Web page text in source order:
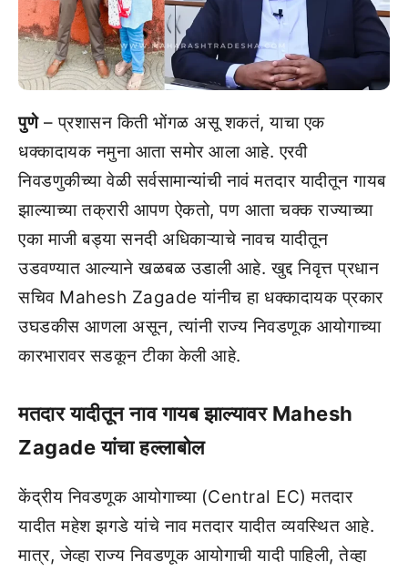
पुणे– प्रशासन किती भोंगळ असू शकतं, याचा एक
धक्कादायक नमुना आता समोर आला आहे. एरवी
निवडणुकीच्या वेळी सर्वसामान्यांची नावं मतदार यादीतून गायब
झाल्याच्या तक्रारी आपण ऐकतो, पण आता चक्क राज्याच्या
एका माजी बड्या सनदी अधिकाऱ्याचे नावच यादीतून
उडवण्यात आल्याने खळबळ उडाली आहे. खुद्द निवृत्त प्रधान
सचिव Mahesh Zagade यांनीच हा धक्कादायक प्रकार
उघडकीस आणला असून, त्यांनी राज्य निवडणूक आयोगाच्या
कारभारावर सडकून टीका केली आहे.
मतदार यादीतून नाव गायब झाल्यावर Mahesh
Zagade यांचा हल्लाबोल
केंद्रीय निवडणूक आयोगाच्या (Central EC) मतदार
यादीत महेश झगडे यांचे नाव मतदार यादीत व्यवस्थित आहे.
मात्र, जेव्हा राज्य निवडणूक आयोगाची यादी पाहिली, तेव्हा